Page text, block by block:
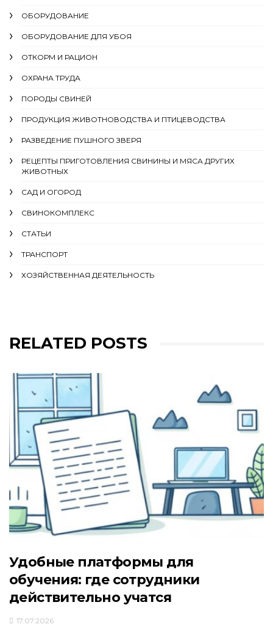
ОБОРУДОВАНИЕ
ОБОРУДОВАНИЕ ДЛЯ УБОЯ
ОТКОРМ И РАЦИОН
ОХРАНА ТРУДА
ПОРОДЫ СВИНЕЙ
ПРОДУКЦИЯ ЖИВОТНОВОДСТВА И ПТИЦЕВОДСТВА
РАЗВЕДЕНИЕ ПУШНОГО ЗВЕРЯ
РЕЦЕПТЫ ПРИГОТОВЛЕНИЯ СВИНИНЫ И МЯСА ДРУГИХ
ЖИВОТНЫХ
САД И ОГОРОД
СВИНОКОМПЛЕКС
СТАТЬИ
ТРАНСПОРТ
ХОЗЯЙСТВЕННАЯ ДЕЯТЕЛЬНОСТЬ
RELATED POSTS
Удобные платформы для
обучения: где сотрудники
действительно учатся
17.07.2026